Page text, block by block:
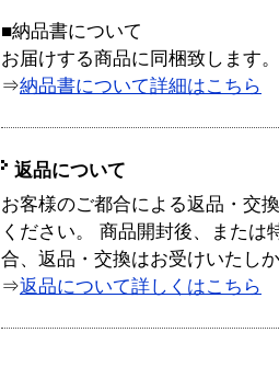
■納品書について
お届けする商品に同梱致します。
⇒納品書について詳細はこちら
返品について
お客様のご都合による返品・交
ください。 商品開封後、または
合、返品・交換はお受けいたし
⇒返品について詳しくはこちら